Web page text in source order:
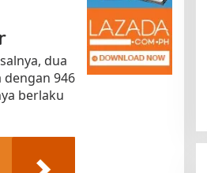
dua
946
berlaku